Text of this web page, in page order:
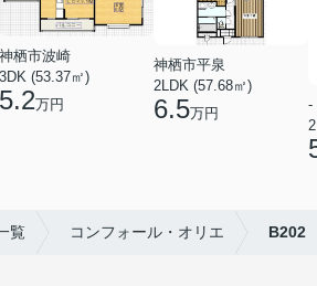
神栖市波崎
3DK (53.37㎡)
5.2万円
神栖市平泉
2LDK (57.68㎡)
6.5万円
-
覧 コンフォール・オリエ B202